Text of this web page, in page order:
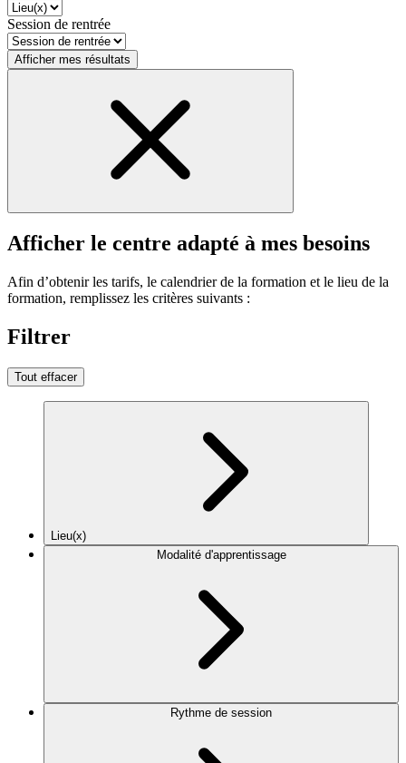
Session de rentrée
Afficher mes résultats
Afficher le centre adapté à mes besoins
Afin d’obtenir les tarifs, le calendrier de la formation et le lieu de la
formation, remplissez les critères suivants :
Filtrer
Tout effacer
Lieu(x)
Modalité d'apprentissage
Rythme de session